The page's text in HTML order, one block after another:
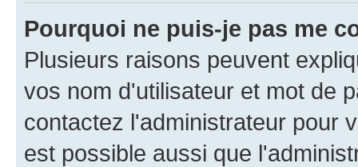
Pourquoi ne puis-je pas me
Plusieurs raisons peuvent
vos nom d'utilisateur et mot de
contactez l'administrateur pour
est possible aussi que